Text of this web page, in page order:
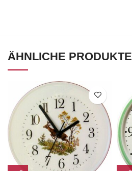
ÄHNLICHE PRODUKTE